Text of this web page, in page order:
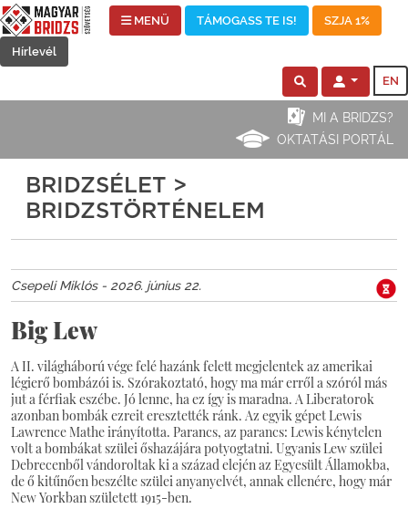
MENÜ TÁMOGASS TE IS! SZJA 1%
Hírlevél
EN
MI A BRIDZS?
OKTATÁSI PORTÁL
BRIDZSÉLET >
BRIDZSTÖRTÉNELEM
Csepeli Miklós - 2026. június 22.
Big Lew
A II. világháború vége felé hazánk felett megjelentek az amerikai
légierő bombázói is. Szórakoztató, hogy ma már erről a szóról más
jut a férfiak eszébe. Jó lenne, ha ez így is maradna. A Liberatorok
azonban bombák ezreit eresztették ránk. Az egyik gépet Lewis
Lawrence Mathe irányította. Parancs, az parancs: Lewis kénytelen
volt a bombákat szülei őshazájára potyogtatni. Ugyanis Lew szülei
Debrecenből vándoroltak ki a század elején az Egyesült Államokba,
de ő kitűnően beszélte szülei anyanyelvét, annak ellenére, hogy már
New Yorkban született 1915-ben.